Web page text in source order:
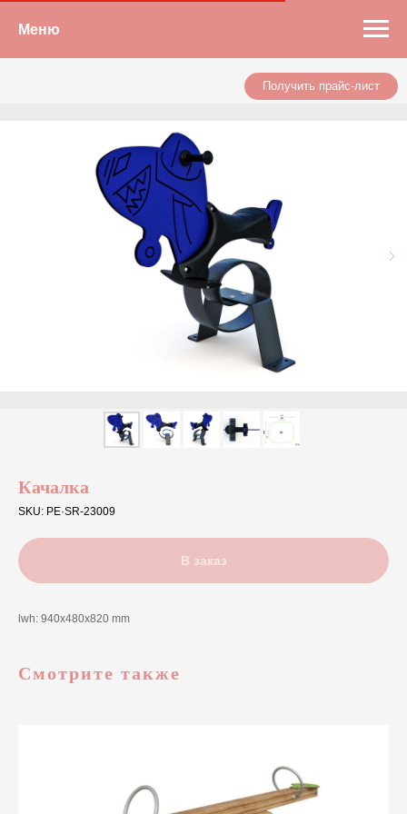
Меню
Получить прайс-лист
Качалка
SKU: PE·SR-23009
В заказ
lwh: 940x480x820 mm
Смотрите также